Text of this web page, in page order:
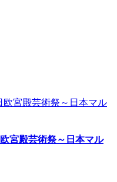
宮殿芸術祭～日本マル